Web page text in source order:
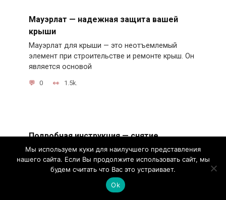
Мауэрлат — надежная защита вашей
крыши
Мауэрлат для крыши — это неотъемлемый
элемент при строительстве и ремонте крыш. Он
является основой
0 1.5k.
Подробная инструкция — снятие
стеклопакета с пластикового окна
Снятие стеклопакета с пластикового окна
может быть необходимо при замене оконного
стекла, чистке стеклопакета
Мы используем куки для наилучшего представления
нашего сайта. Если Вы продолжите использовать сайт, мы
будем считать что Вас это устраивает.
Ok